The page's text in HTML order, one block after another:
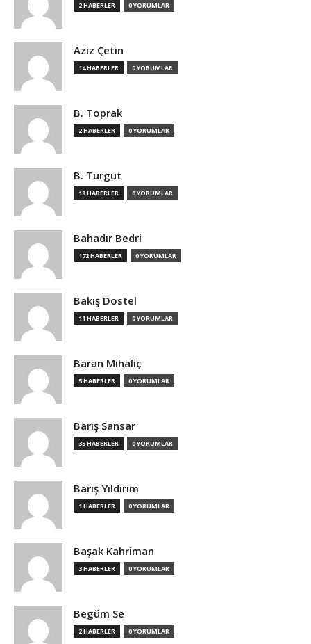
2 HABERLER 0 YORUMLAR
Aziz Çetin
14 HABERLER 0 YORUMLAR
B. Toprak
2 HABERLER 0 YORUMLAR
B. Turgut
18 HABERLER 0 YORUMLAR
Bahadır Bedri
172 HABERLER 0 YORUMLAR
Bakış Dostel
11 HABERLER 0 YORUMLAR
Baran Mihaliç
5 HABERLER 0 YORUMLAR
Barış Sansar
35 HABERLER 0 YORUMLAR
Barış Yıldırım
1 HABERLER 0 YORUMLAR
Başak Kahriman
3 HABERLER 0 YORUMLAR
Begüm Se
2 HABERLER 0 YORUMLAR